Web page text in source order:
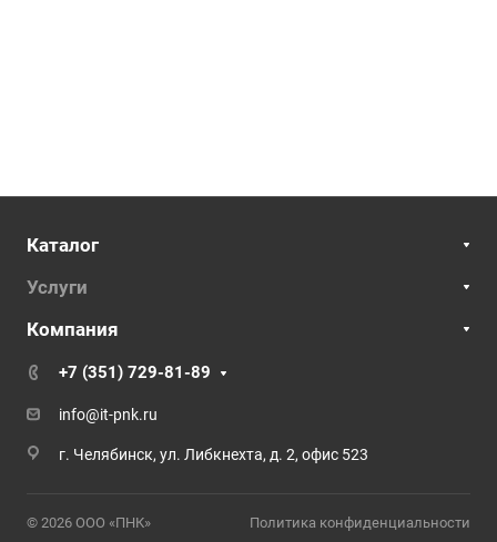
Каталог
Услуги
Компания
+7 (351) 729-81-89
info@it-pnk.ru
г. Челябинск, ул. Либкнехта, д. 2, офис 523
© 2026 ООО «ПНК» Политика конфиденциальности